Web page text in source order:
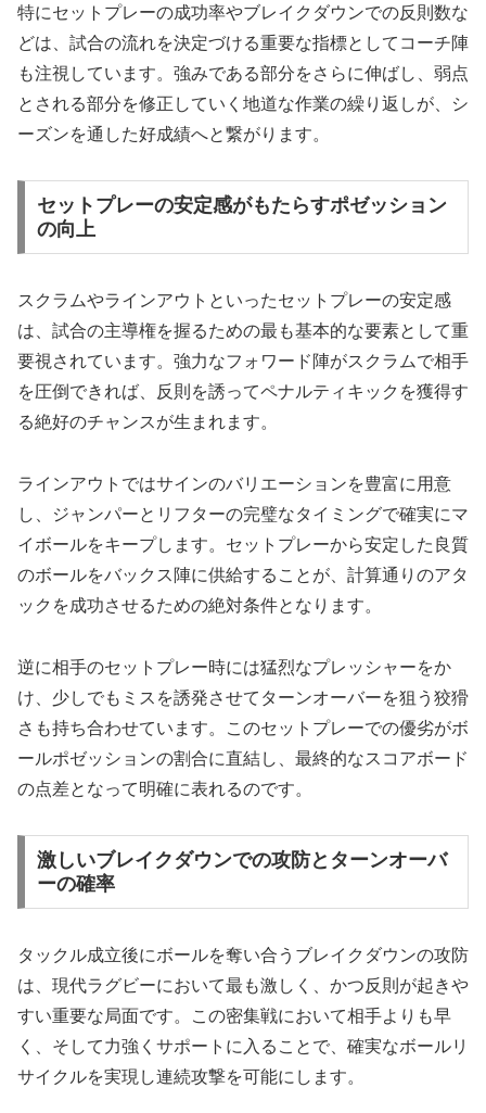
特にセットプレーの成功率やブレイクダウンでの反則数な
どは、試合の流れを決定づける重要な指標としてコーチ陣
も注視しています。強みである部分をさらに伸ばし、弱点
とされる部分を修正していく地道な作業の繰り返しが、シ
ーズンを通した好成績へと繋がります。
セットプレーの安定感がもたらすポゼッション
の向上
スクラムやラインアウトといったセットプレーの安定感
は、試合の主導権を握るための最も基本的な要素として重
要視されています。強力なフォワード陣がスクラムで相手
を圧倒できれば、反則を誘ってペナルティキックを獲得す
る絶好のチャンスが生まれます。
ラインアウトではサインのバリエーションを豊富に用意
し、ジャンパーとリフターの完璧なタイミングで確実にマ
イボールをキープします。セットプレーから安定した良質
のボールをバックス陣に供給することが、計算通りのアタ
ックを成功させるための絶対条件となります。
逆に相手のセットプレー時には猛烈なプレッシャーをか
け、少しでもミスを誘発させてターンオーバーを狙う狡猾
さも持ち合わせています。このセットプレーでの優劣がボ
ールポゼッションの割合に直結し、最終的なスコアボード
の点差となって明確に表れるのです。
激しいブレイクダウンでの攻防とターンオーバ
ーの確率
タックル成立後にボールを奪い合うブレイクダウンの攻防
は、現代ラグビーにおいて最も激しく、かつ反則が起きや
すい重要な局面です。この密集戦において相手よりも早
く、そして力強くサポートに入ることで、確実なボールリ
サイクルを実現し連続攻撃を可能にします。